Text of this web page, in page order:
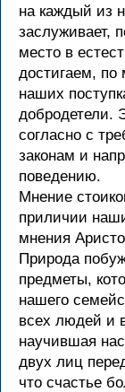
на каждый из
заслуживает,
место в
достигаем, по
наших
добродетели.
согласно с
законам и
поведению.
Мнение
приличии
мнения
Природа
предметы,
нашего
всех людей и
научившая
двух лиц
что счастье